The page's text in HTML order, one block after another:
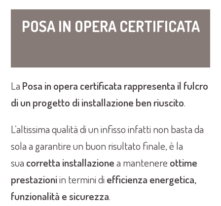
POSA IN OPERA CERTIFICATA
La Posa in opera certificata rappresenta il fulcro
di un progetto di installazione ben riuscito.
L’altissima qualità di un infisso infatti non basta da
sola a garantire un buon risultato finale, è la
sua corretta installazionea mantenere ottime
prestazioniin termini di efficienza energetica,
funzionalità e sicurezza.